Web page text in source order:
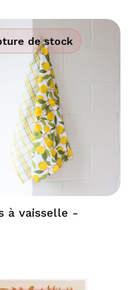
de stock
à vaisselle -